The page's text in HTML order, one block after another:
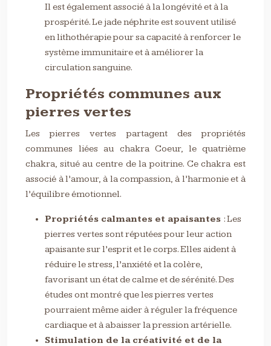
Il est également associé à la longévité et à la
prospérité. Le jade néphrite est souvent utilisé
en lithothérapie pour sa capacité à renforcer le
système immunitaire et à améliorer la
circulation sanguine.
Propriétés communes aux
pierres vertes
Les pierres vertes partagent des propriétés
communes liées au chakra Coeur, le quatrième
chakra, situé au centre de la poitrine. Ce chakra est
associé à l’amour, à la compassion, à l’harmonie et à
l’équilibre émotionnel.
Propriétés calmantes et apaisantes : Les
pierres vertes sont réputées pour leur action
apaisante sur l’esprit et le corps. Elles aident à
réduire le stress, l’anxiété et la colère,
favorisant un état de calme et de sérénité. Des
études ont montré que les pierres vertes
pourraient même aider à réguler la fréquence
cardiaque et à abaisser la pression artérielle.
Stimulation de la créativité et de la